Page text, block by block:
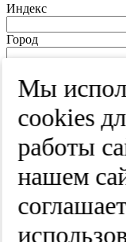
Индекс
Город
Улица
Квартира
Мы
cооkies
работы
нашем